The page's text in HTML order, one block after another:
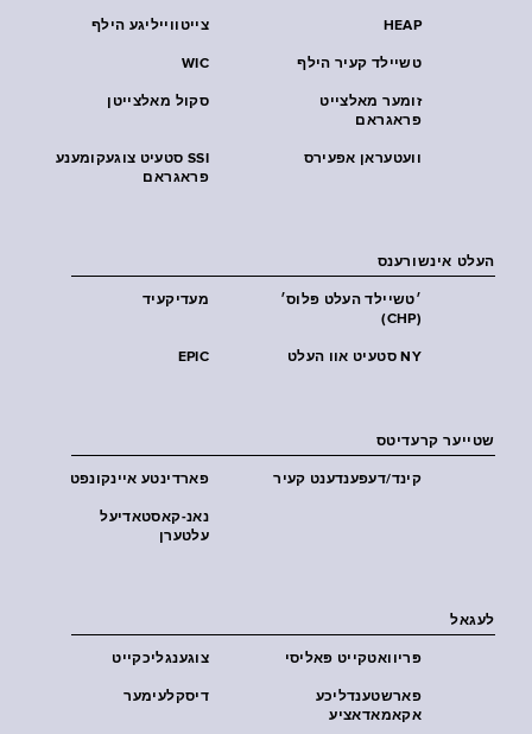
צייטווייליגע הילף HEAP
WIC טשיילד קעיר הילף
סקול מאלצייטן
זומער מאלצייט
פראגראם
SSI סטעיט צוגעקומענע
פראגראם
וועטעראן אפעירס
העלט אינשורענס
מעדיקעיד
׳טשיילד העלט פּלוס׳
(CHP)
EPIC NY סטעיט אוו העלט
שטייער קרעדיטס
פארדינטע איינקונפט קינד/דעפענדענט קעיר
נאנ-קאסטאדיעל
עלטערן
לעגאל
צוגענגליכקייט פּריוואטקייט פּאליסי
דיסקלעימער
פארשטענדליכע
אקאמאדאציע